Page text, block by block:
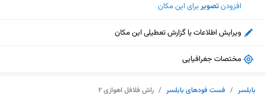
شنبه
یکشنبه
افزودنتصویربرای این مکان
ویرایش اطلاعات یا گزارش تعطیلی این مکان
مختصات جغرافیایی
بابلسر / فست فودهای بابلسر / راش فلافل اهوازی ۲